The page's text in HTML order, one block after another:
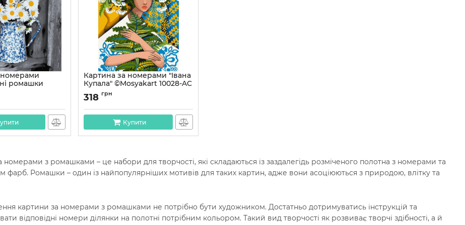
номерами
ромашки
Картина за номерами "Івана
Купала" ©Mosyakart 10028-AC
40х50 см
Артикул:
318 грн
Купити
номерами з ромашками – це набори для творчості, які складаються із заздалегідь розміченого полотна з номерами та
фарб. Ромашки – один із найпопулярніших мотивів для таких картин, адже вони асоціюються з природою, влітку та
картини за номерами з ромашками не потрібно бути художником. Достатньо дотримуватись інструкцій та
відповідні номери ділянки на полотні потрібним кольором. Такий вид творчості як розвиває творчі здібності, а й